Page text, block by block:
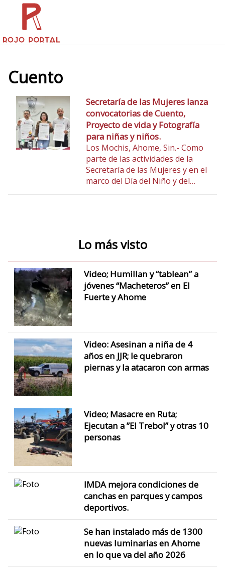
Cuento
Secretaría de las Mujeres lanza
convocatorias de Cuento,
Proyecto de vida y Fotografía
para niñas y niños.
Los Mochis, Ahome, Sin.- Como
parte de las actividades de la
Secretaría de las Mujeres y en el
marco del Día del Niño y del…
Lo más visto
Video; Humillan y “tablean” a
jóvenes “Macheteros” en El
Fuerte y Ahome
Video: Asesinan a niña de 4
años en JJR; le quebraron
piernas y la atacaron con armas
Video; Masacre en Ruta;
Ejecutan a ”El Trebol” y otras 10
personas
IMDA mejora condiciones de
canchas en parques y campos
deportivos.
Se han instalado más de 1300
nuevas luminarias en Ahome
en lo que va del año 2026